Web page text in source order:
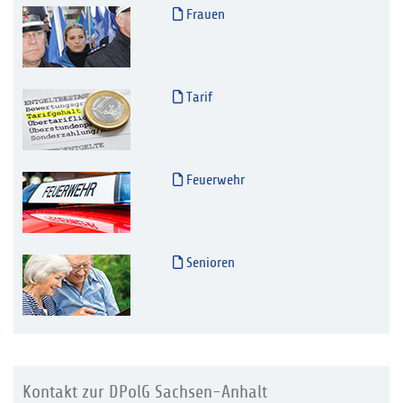
Frauen
Tarif
Feuerwehr
Senioren
Kontakt zur DPolG Sachsen-Anhalt